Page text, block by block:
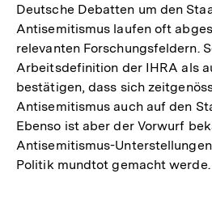
Deutsche Debatten um den
Antisemitismus laufen oft
relevanten Forschungsfeldern.
Arbeitsdefinition der IHRA als
bestätigen, dass sich
Antisemitismus auch auf den
Ebenso ist aber der Vorwurf
Antisemitismus-
Politik mundtot gemacht werde.